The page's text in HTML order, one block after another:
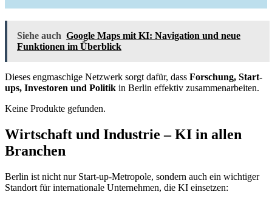
Siehe auch Google Maps mit KI: Navigation und neue
Funktionen im Überblick
Dieses engmaschige Netzwerk sorgt dafür, dass Forschung, Start-
ups, Investoren und Politik in Berlin effektiv zusammenarbeiten.
Keine Produkte gefunden.
Wirtschaft und Industrie – KI in allen
Branchen
Berlin ist nicht nur Start-up-Metropole, sondern auch ein wichtiger
Standort für internationale Unternehmen, die KI einsetzen: